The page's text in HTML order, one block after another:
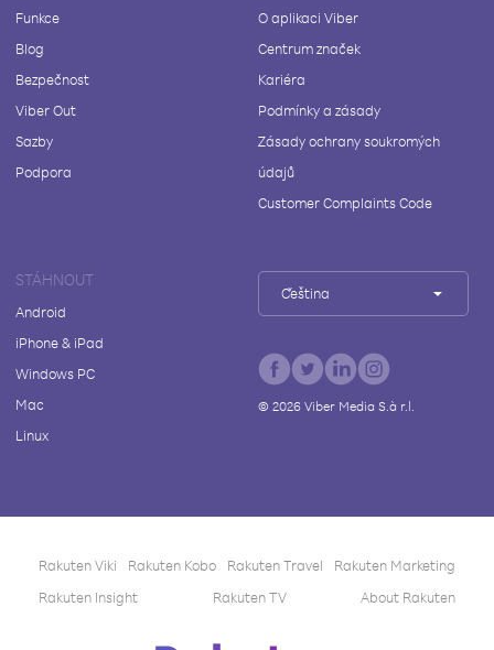
Funkce
Blog
Bezpečnost
Viber Out
Sazby
Podpora
O aplikaci Viber
Centrum značek
Kariéra
Podmínky a zásady
Zásady ochrany soukromých
údajů
Customer Complaints Code
STÁHNOUT
Android
iPhone & iPad
Windows PC
Mac
Linux
Čeština
© 2026Viber Media S.à r.l.
Rakuten Viki Rakuten Kobo Rakuten Travel
Rakuten Marketing
Rakuten Insight
Rakuten TV About Rakuten